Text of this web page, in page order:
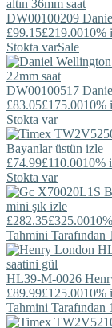
DW00100209
£99.15£219.0010%
Stokta varSale
DW00100517
£83.05£175.0010%
Stokta var
Bayanlar üstün izle
£74.99£110.0010%
Stokta var
mini şık izle
£282.35£325.00
Tahmini Tarafından
HL39-M-0026
£89.99£125.0010%
Tahmini Tarafından